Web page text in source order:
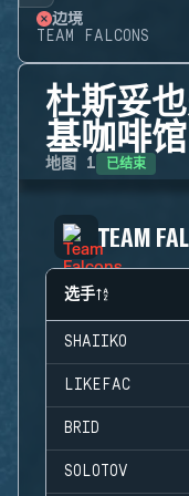
边境
TEAM FALCONS
杜斯妥
基咖啡馆
地图 1 已结束
TEAM
选手
SHAIIKO
LIKEFAC
BRID
SOLOTOV